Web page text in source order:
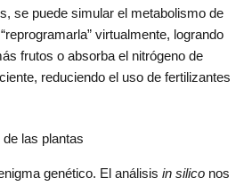
se puede simular el metabolismo de
virtualmente, logrando
frutos o absorba el nitrógeno de
reduciendo el uso de fertilizantes
las plantas
genético. El análisis in siliconos